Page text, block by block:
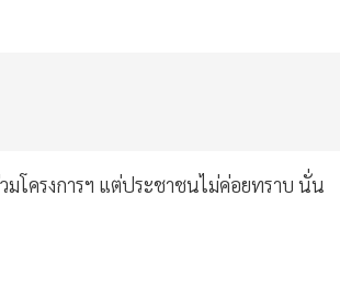
มโครงการฯ แต่ประชาชนไม่ค่อยทราบ นั่น